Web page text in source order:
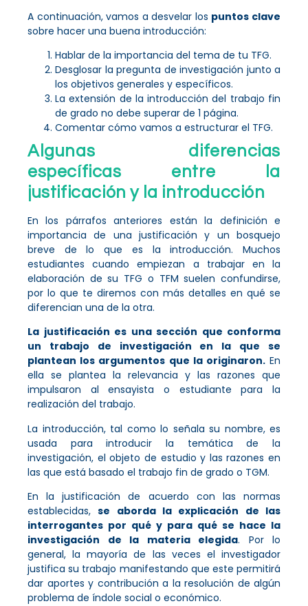
A continuación, vamos a desvelar los puntos clave
sobre hacer una buena introducción:
Hablar de la importancia del tema de tu TFG.
Desglosar la pregunta de investigación junto a
los objetivos generales y específicos.
La extensión de la introducción del trabajo fin
de grado no debe superar de 1 página.
Comentar cómo vamos a estructurar el TFG.
Algunas diferencias
específicas entre la
justificación y la introducción
En los párrafos anteriores están la definición e
importancia de una justificación y un bosquejo
breve de lo que es la introducción. Muchos
estudiantes cuando empiezan a trabajar en la
elaboración de su TFG o TFM suelen confundirse,
por lo que te diremos con más detalles en qué se
diferencian una de la otra.
La justificación es una sección que conforma
un trabajo de investigación en la que se
plantean los argumentos que la originaron.En
ella se plantea la relevancia y las razones que
impulsaron al ensayista o estudiante para la
realización del trabajo.
La introducción, tal como lo señala su nombre, es
usada para introducir la temática de la
investigación, el objeto de estudio y las razones en
las que está basado el trabajo fin de grado o TGM.
En la justificación de acuerdo con las normas
establecidas,se aborda la explicación de las
interrogantes por qué y para qué se hace la
investigación de la materia elegida. Por lo
general, la mayoría de las veces el investigador
justifica su trabajo manifestando que este permitirá
dar aportes y contribución a la resolución de algún
problema de índole social o económico.